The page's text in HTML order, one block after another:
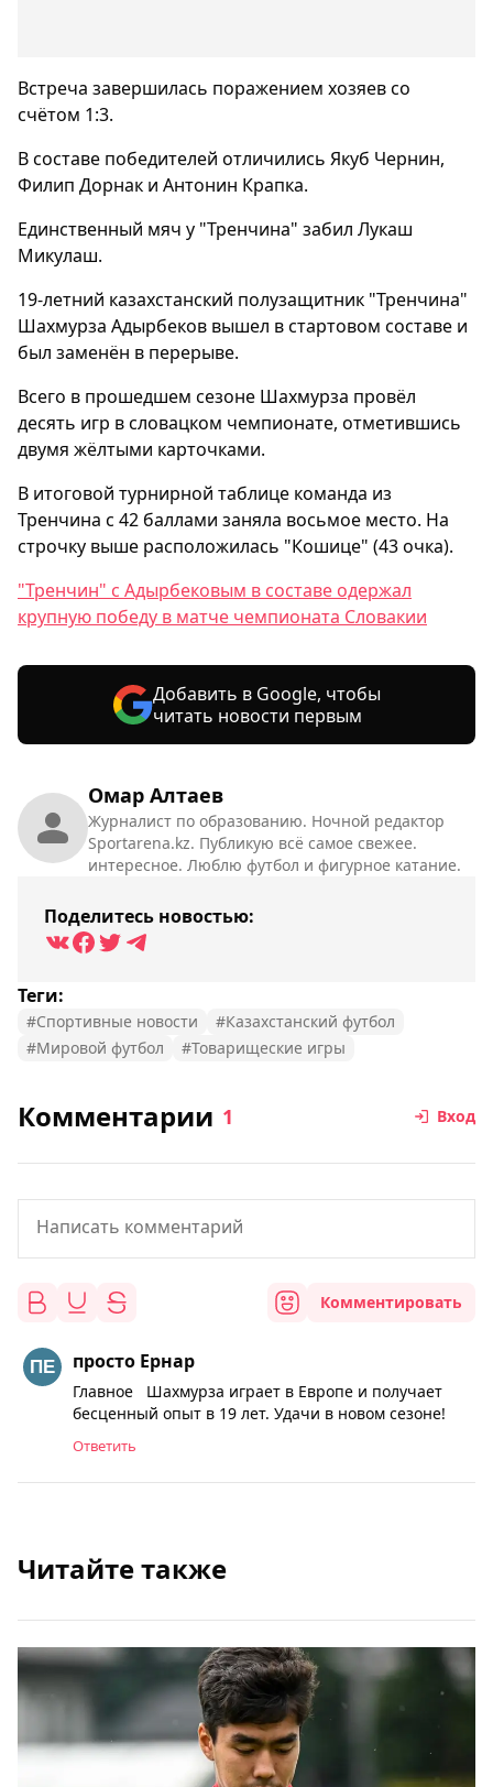
Омар Алтаев
Журналист по образованию. Ночной редактор
Sportarena.kz. Публикую всё самое свежее.
интересное. Люблю футбол и фигурное катание.
Поделитесь новостью:
Теги:
#Спортивные новости
#Казахстанский футбол
#Мировой футбол
#Товарищеские игры
Встреча завершилась поражением хозяев со
счётом 1:3.
В составе победителей отличились Якуб Чернин,
Филип Дорнак и Антонин Крапка.
Единственный мяч у "Тренчина" забил Лукаш
Микулаш.
19-летний казахстанский полузащитник "Тренчина"
Шахмурза Адырбеков вышел в стартовом составе и
был заменён в перерыве.
Всего в прошедшем сезоне Шахмурза провёл
десять игр в словацком чемпионате, отметившись
двумя жёлтыми карточками.
В итоговой турнирной таблице команда из
Тренчина с 42 баллами заняла восьмое место. На
строчку выше расположилась "Кошице" (43 очка).
"Тренчин" с Адырбековым в составе одержал
крупную победу в матче чемпионата Словакии
Добавить в Google, чтобы
читать новости первым
Комментарии 1 Вход
Комментировать
просто Ернар
Главное Шахмурза играет в Европе и получает
бесценный опыт в 19 лет. Удачи в новом сезоне!
Ответить
Читайте также